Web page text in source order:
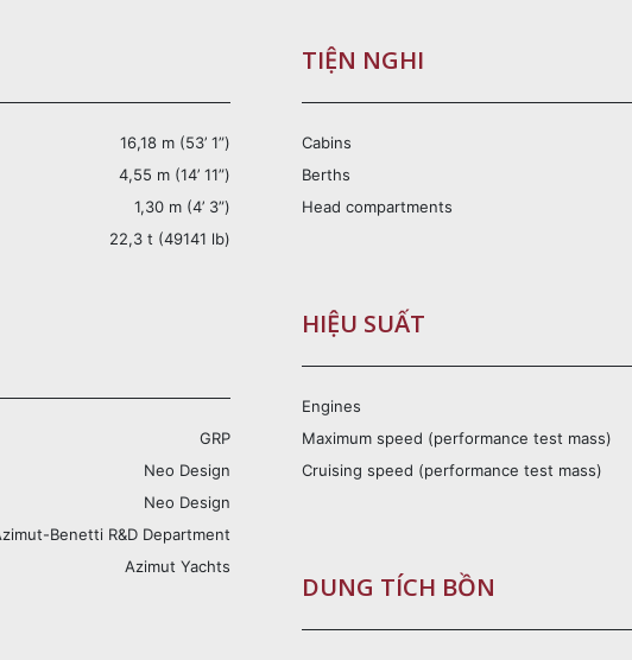
16,18 m (53’ 1”)
4,55 m (14’ 11”)
1,30 m (4’ 3”)
22,3 t (49141 lb)
GRP
Neo Design
Neo Design
Benetti R&D Department
Azimut Yachts
TIỆN NGHI
Cabins
Berths
Head compartments
HIỆU SUẤT
Engines
Maximum speed (performance test mass)
Cruising speed (performance test mass)
DUNG TÍCH BỒN